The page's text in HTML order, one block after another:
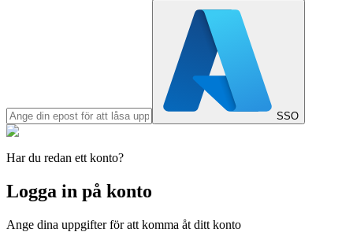
SSO
Har du redan ett konto?
Logga in på konto
Ange dina uppgifter för att komma åt ditt konto